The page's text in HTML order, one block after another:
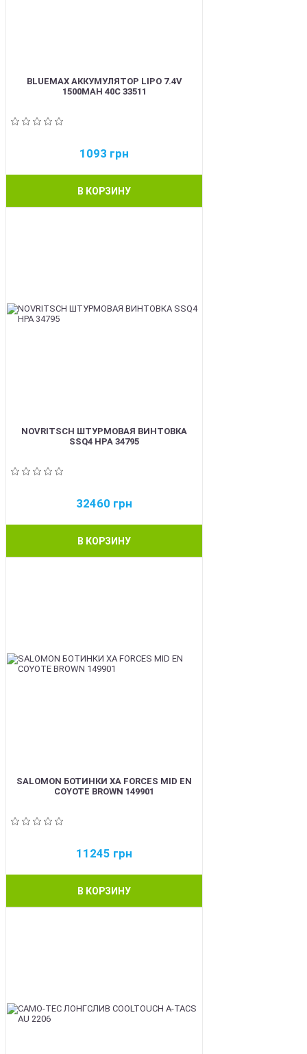
BLUEMAX АККУМУЛЯТОР LIPO 7.4V
1500MAH 40C 33511
1093 грн
В КОРЗИНУ
NOVRITSCH ШТУРМОВАЯ ВИНТОВКА
SSQ4 HPA 34795
32460 грн
В КОРЗИНУ
SALOMON БОТИНКИ XA FORCES MID EN
COYOTE BROWN 149901
11245 грн
В КОРЗИНУ